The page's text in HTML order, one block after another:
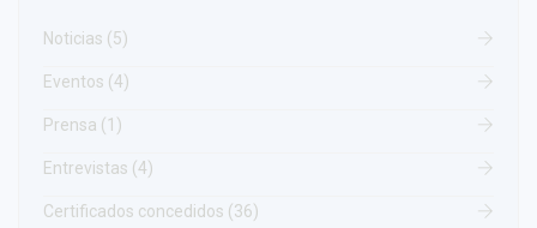
Noticias (5)
Eventos (4)
Prensa (1)
Entrevistas (4)
Certificados concedidos (36)